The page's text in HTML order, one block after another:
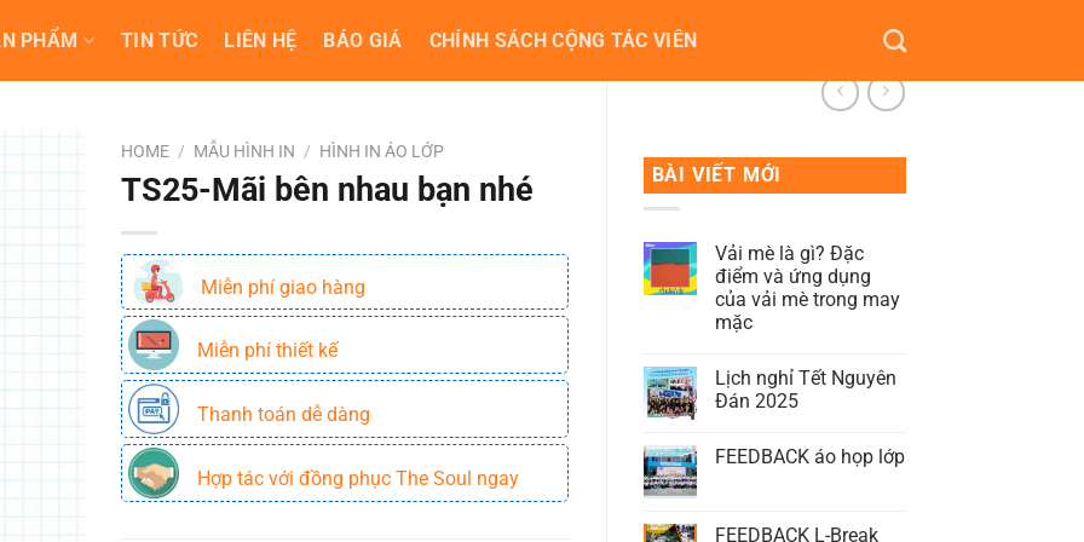
PHẨM TIN TỨC LIÊN HỆ BÁO GIÁ CHÍNH SÁCH CỘNG TÁC VIÊN
BÀI VIẾT MỚI
Vải mè là gì? Đặc
điểm và ứng dụng
của vải mè trong may
mặc
Lịch nghỉ Tết Nguyên
Đán 2025
FEEDBACK áo họp lớp
FEEDBACK L-Break
HOME / MẪU HÌNH IN / HÌNH IN ÁO LỚP
TS25-Mãi bên nhau bạn nhé
Miễn phí giao hàng
Miễn phí thiết kế
Thanh toán dễ dàng
Hợp tác với đồng phục The Soul ngay